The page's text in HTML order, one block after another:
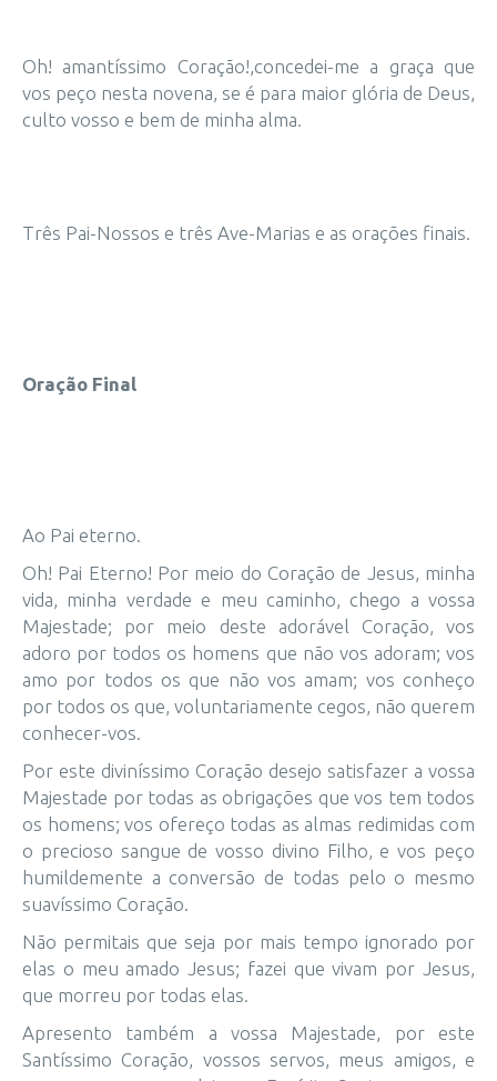
Oh! amantíssimo Coração!,concedei-me a graça que
vos peço nesta novena, se é para maior glória de Deus,
culto vosso e bem de minha alma.
Três Pai-Nossos e três Ave-Marias e as orações finais.
Oração Final
Ao Pai eterno.
Oh! Pai Eterno! Por meio do Coração de Jesus, minha
vida, minha verdade e meu caminho, chego a vossa
Majestade; por meio deste adorável Coração, vos
adoro por todos os homens que não vos adoram; vos
amo por todos os que não vos amam; vos conheço
por todos os que, voluntariamente cegos, não querem
conhecer-vos.
Por este diviníssimo Coração desejo satisfazer a vossa
Majestade por todas as obrigações que vos tem todos
os homens; vos ofereço todas as almas redimidas com
o precioso sangue de vosso divino Filho, e vos peço
humildemente a conversão de todas pelo o mesmo
suavíssimo Coração.
Não permitais que seja por mais tempo ignorado por
elas o meu amado Jesus; fazei que vivam por Jesus,
que morreu por todas elas.
Apresento também a vossa Majestade, por este
Santíssimo Coração, vossos servos, meus amigos, e